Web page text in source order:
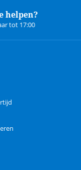
helpen?
tot 17:00